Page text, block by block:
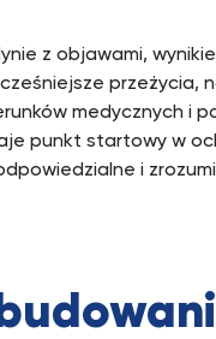
z objawami,
przeżycia,
medycznych i
punkt startowy w
i